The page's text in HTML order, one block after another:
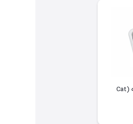
کیکپ با طرح پنجه گربه (Cat